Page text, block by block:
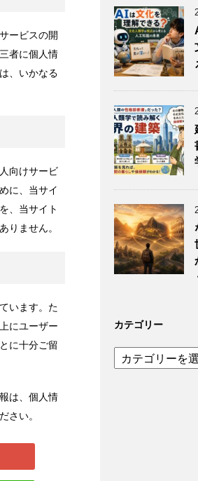
ービスの開
者に個人情
、いかなる
向けサービ
に、当サイ
、当サイト
りません。
います。た
にユーザー
に十分ご留
は、個人情
さい。
カテゴリー
テ